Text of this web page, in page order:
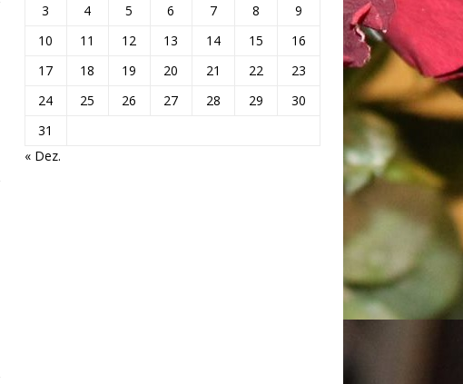
3
4 5 6 7 8
9
10
11 12 13 14 15
16
17
18 19 20 21 22
23
24
25 26 27 28 29
30
31
« Dez.